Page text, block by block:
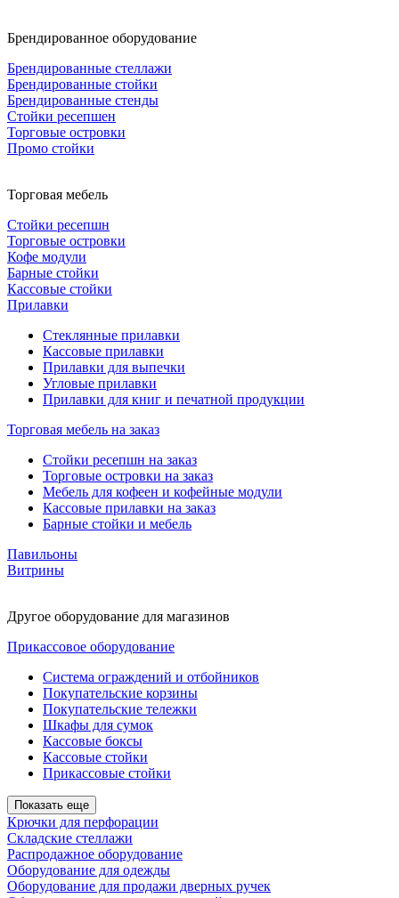
Брендированное оборудование
Брендированные стеллажи
Брендированные стойки
Брендированные стенды
Стойки ресепшен
Торговые островки
Промо стойки
Торговая мебель
Стойки ресепшн
Торговые островки
Кофе модули
Барные стойки
Кассовые стойки
Прилавки
Стеклянные прилавки
Кассовые прилавки
Прилавки для выпечки
Угловые прилавки
Прилавки для книг и печатной продукции
Торговая мебель на заказ
Стойки ресепшн на заказ
Торговые островки на заказ
Мебель для кофеен и кофейные модули
Кассовые прилавки на заказ
Барные стойки и мебель
Павильоны
Витрины
Другое оборудование для магазинов
Прикассовое оборудование
Система ограждений и отбойников
Покупательские корзины
Покупательские тележки
Шкафы для сумок
Кассовые боксы
Кассовые стойки
Прикассовые стойки
Показать еще
Крючки для перфорации
Складские стеллажи
Распродажное оборудование
Оборудование для одежды
Оборудование для продажи дверных ручек